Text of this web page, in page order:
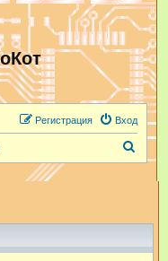
Вход
Регистрация